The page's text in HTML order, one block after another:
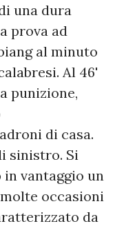
una dura
prova ad
al minuto
Al 46'
punizione,
di casa.
sinistro. Si
vantaggio un
occasioni
da